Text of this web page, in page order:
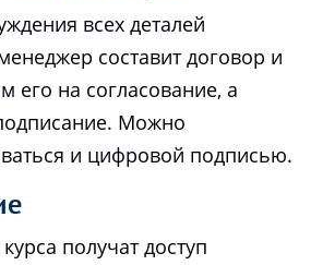
всех деталей
составит договор и
его на согласование, а
Можно
и цифровой подписью.
получат доступ